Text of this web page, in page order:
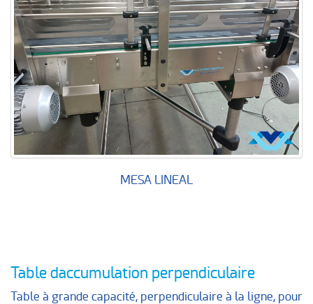
MESA LINEAL
Table daccumulation perpendiculaire
Table à grande capacité, perpendiculaire à la ligne, pour